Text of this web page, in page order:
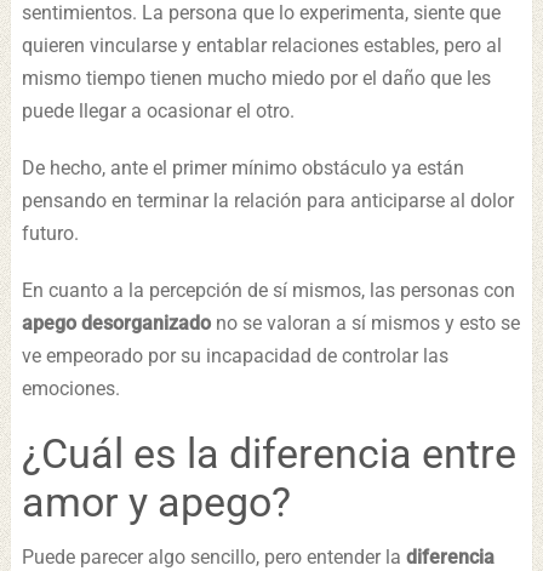
sentimientos. La persona que lo experimenta, siente que
quieren vincularse y entablar relaciones estables, pero al
mismo tiempo tienen mucho miedo por el daño que les
puede llegar a ocasionar el otro.
De hecho, ante el primer mínimo obstáculo ya están
pensando en terminar la relación para anticiparse al dolor
futuro.
En cuanto a la percepción de sí mismos, las personas con
apego desorganizadono se valoran a sí mismos y esto se
ve empeorado por su incapacidad de controlar las
emociones.
¿Cuál es la diferencia entre
amor y apego?
Puede parecer algo sencillo, pero entender la diferencia